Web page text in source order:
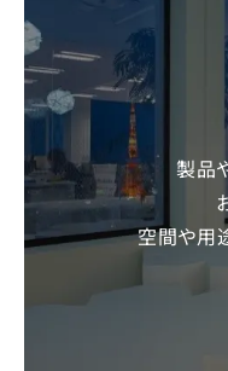
製品
空間や用